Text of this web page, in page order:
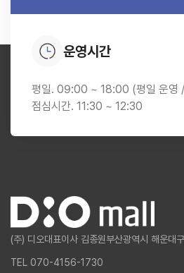
운영시간
평일. 09:00 ~ 18:00 (평일 운영 /
점심시간. 11:30 ~ 12:30
(주) 디오대표이사 김종원부산광역시 해운대
TEL 070-4156-1730